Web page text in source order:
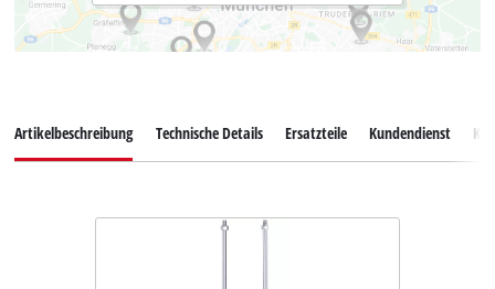
Artikelbeschreibung Technische Details Ersatzteile Kundendienst